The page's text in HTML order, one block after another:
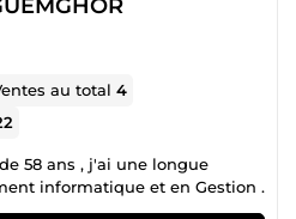
au total4
58 ans , j'ai une longue
expérience en développement informatique et en Gestion .